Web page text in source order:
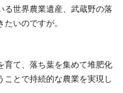
る世界農業遺産、武蔵野の落
いのですが。
育て、落ち葉を集めて堆肥化
ことで持続的な農業を実現し